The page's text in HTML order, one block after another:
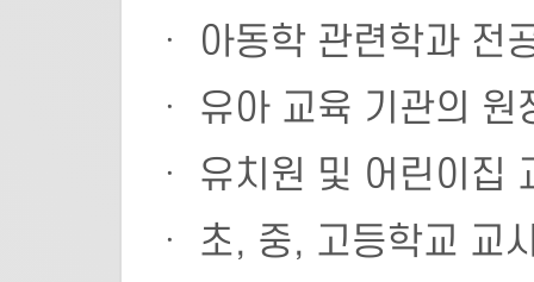
ㆍ 아동학 관련학과 전
ㆍ 유아 교육 기관의
ㆍ 유치원 및 어린이집
ㆍ 초, 중, 고등학교 교